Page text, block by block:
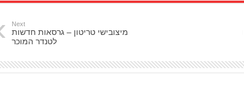
Next
מיצובישי טריטון – גרסאות חדשות
לטנדר המוכר